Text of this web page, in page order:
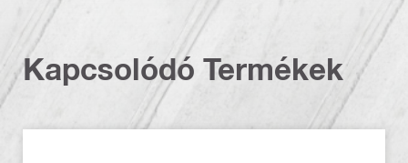
Kapcsolódó Termékek